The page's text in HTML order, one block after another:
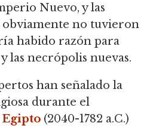
Nuevo, y las
no tuvieron
habido razón para
las necrópolis nuevas.
han señalado la
durante el
(2040-1782 a.C.)